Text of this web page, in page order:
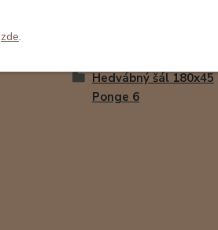
Hedvábný šál 180x45
Ponge 6
zde.